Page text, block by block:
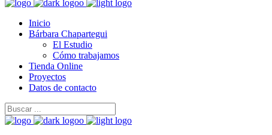
Inicio
Bárbara Chapartegui
El Estudio
Cómo trabajamos
Tienda Online
Proyectos
Datos de contacto